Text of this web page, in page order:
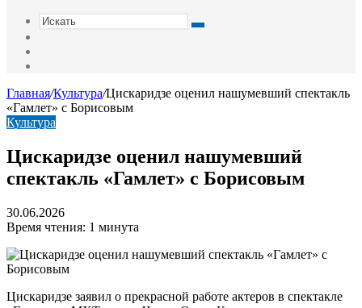
Искать
Главная/Культура/Цискаридзе оценил нашумевший спектакль
«Гамлет» с Борисовым
Культура
Цискаридзе оценил нашумевший
спектакль «Гамлет» с Борисовым
30.06.2026
Время чтения: 1 минута
Цискаридзе заявил о прекрасной работе актеров в спектакле